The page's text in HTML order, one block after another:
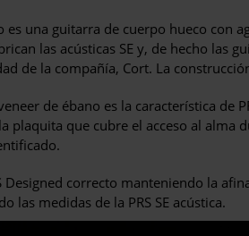
es una guitarra de cuerpo hueco con
las acústicas SE y, de hecho las
de la compañía, Cort. La
de ébano es la característica de
plaquita que cubre el acceso al alma
Designed correcto manteniendo la
las medidas de la PRS SE acústica.